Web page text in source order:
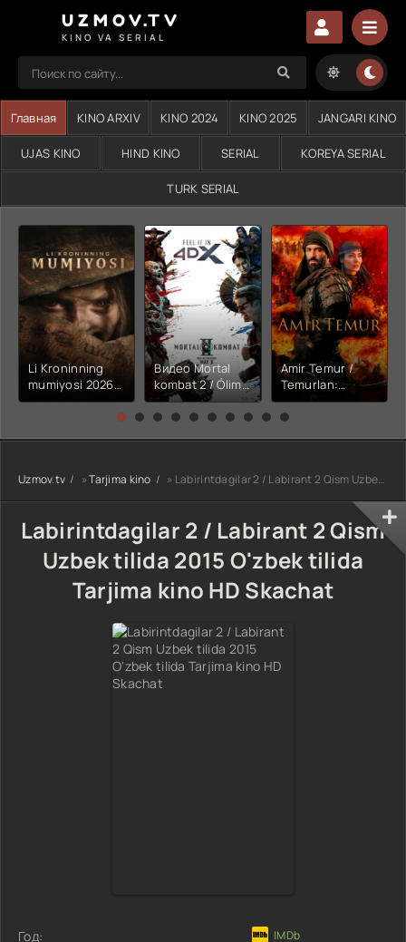
UZMOV.TV
KINO VA SERIAL
Главная KINO ARXIV KINO 2024 KINO 2025 JANGARI KINO
UJAS KINO HIND KINO SERIAL KOREYA SERIAL
TURK SERIAL
Li Kroninning
mumiyosi 2026
(uzbek tilida
kino) tarjima HD
Видео Mortal
kombat 2 / Ólim
jangi 2 (2026)
Uzbek tilida
Amir Temur /
Temurlan:
Fathchining
yuksalishi
tarjima kino Full
HD tas-ix
Uzmov.tv »Tarjima kino » Labirintdagilar 2 / Labirant 2 Qism Uzbek tilida 2015 O'zbek tilida Tarjima kino HD Skachat
Labirintdagilar 2 / Labirant 2 Qism
Uzbek tilida 2015 O'zbek tilida
Tarjima kino HD Skachat
Год: